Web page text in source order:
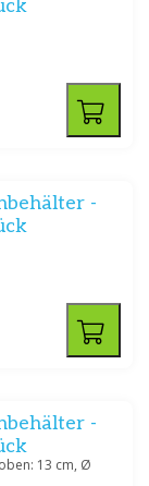
-
-
13 cm, Ø